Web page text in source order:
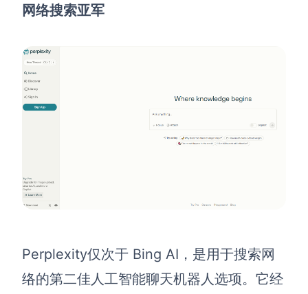
网络搜索亚军
Perplexity仅次于 Bing AI，是用于搜索网
络的第二佳人工智能聊天机器人选项。它经